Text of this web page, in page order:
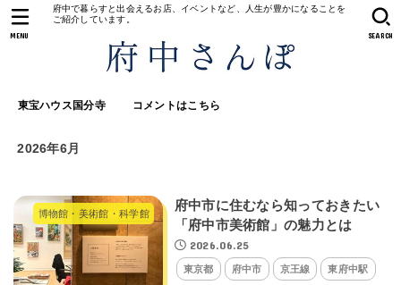
府中で暮らすと出会えるお店、イベントなど、人生が豊かになることを
ご紹介しています。
東宝ハウス国分寺 コメントはこちら
SEARCH
MENU
2026年6月
博物館・美術館・科学館
府中市に住むなら知っておきたい
「府中市美術館」の魅力とは
2026.06.25
東京都 府中市 京王線 東府中駅